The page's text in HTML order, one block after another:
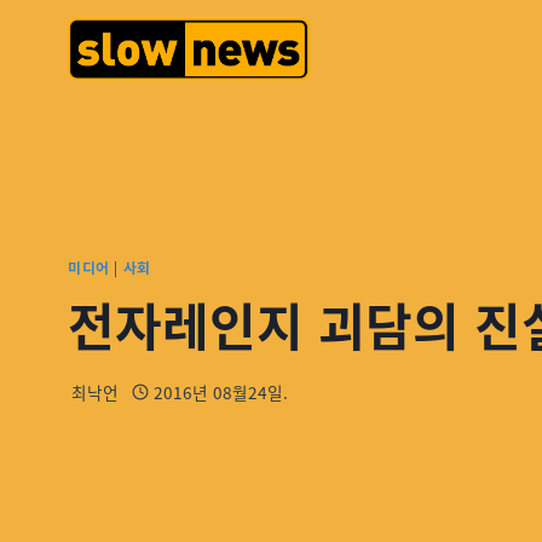
미디어 | 사회
전자레인지 괴담의 진
최낙언 2016년 08월24일.